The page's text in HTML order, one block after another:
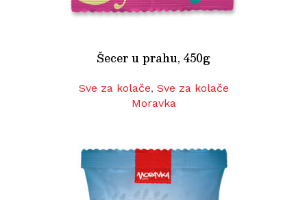
Šecer u prahu, 450g
Sve za kolače, Sve za kolače
Moravka